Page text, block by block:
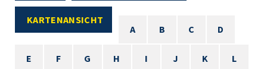
KARTENANSICHT
A
B C D
E F G H I J K L